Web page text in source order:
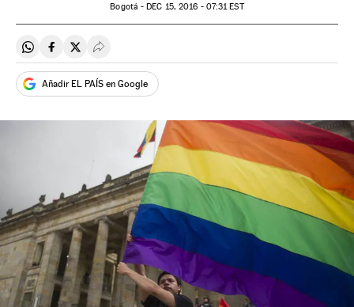
Bogotá -DEC 15, 2016 - 07:31EST
Compartir en Whatsapp
Compartir en Facebook
Compartir en Twitter
Desplegar Redes Sociales
Añadir EL PAÍS en Google